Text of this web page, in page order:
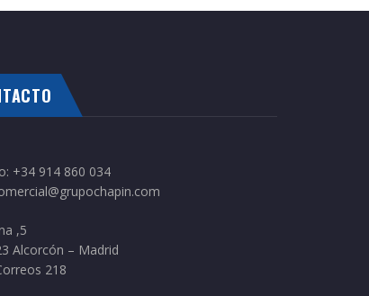
+34 914 860 034
,5
Alcorcón – Madrid
218